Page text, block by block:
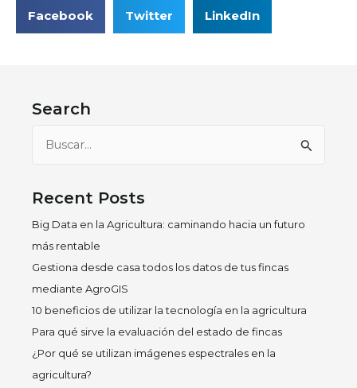
Facebook Twitter LinkedIn
Search
Buscar
Recent Posts
Big Data en la Agricultura: caminando hacia un futuro
más rentable
Gestiona desde casa todos los datos de tus fincas
mediante AgroGIS
10 beneficios de utilizar la tecnología en la agricultura
Para qué sirve la evaluación del estado de fincas
¿Por qué se utilizan imágenes espectrales en la
agricultura?